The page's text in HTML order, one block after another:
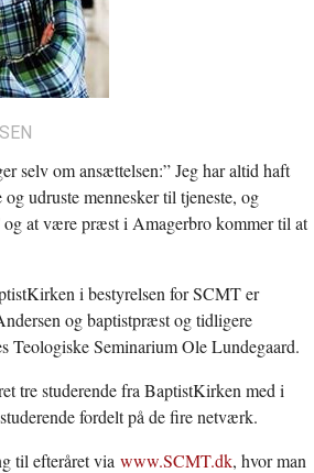
selv om ansættelsen:” Jeg har altid haft
udruste mennesker til tjeneste, og
at være præst i Amagerbro kommer til at
i bestyrelsen for SCMT er
og baptistpræst og tidligere
Teologiske Seminarium Ole Lundegaard.
tre studerende fra BaptistKirken med i
fordelt på de fire netværk.
til efteråret via www.SCMT.dk, hvor man